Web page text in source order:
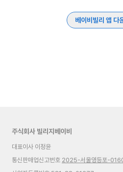
베이비빌리 앱 다
주식회사 빌리지베이비
대표이사 이정윤
통신판매업신고번호 2025-서울영등포-